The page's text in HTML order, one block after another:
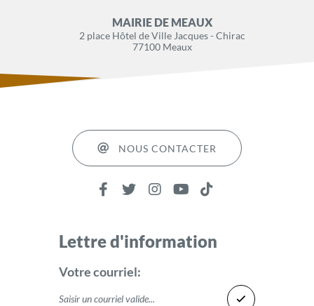
MAIRIE DE MEAUX
2 place Hôtel de Ville Jacques - Chirac
77100 Meaux
NOUS CONTACTER
Lettre d'information
Votre courriel: